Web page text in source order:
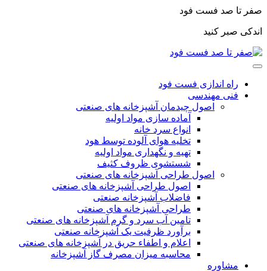
صفر تا صد فست فود
اندکی صبر کنید
راه اندازی فست فود
فنی مهندسی
اصول چیدمان آشپزخانه های صنعتی
آماده سازی مواد اولیه
انواع سرد خانه
تخلیه هوای آلوده توسط هود
تهیه و نگهداری مواد اولیه
شستشوی ظروف کثیف
اصول طراحی آشپزخانه های صنعتی
اصول طراحی آشپزخانه های صنعتی
فاضلاب آشپزخانه صنعتی
طراحی آشپزخانه های صنعتی
تامین آب سرد و گرم آشپزخانه های صنعتی
برآورد ظرفیت یک آشپزخانه صنعتی
اعلام و اطفاء حریق در آشپزخانه های صنعتی
محاسبه میزان مصرف گاز آشپزخانه
مشاوره